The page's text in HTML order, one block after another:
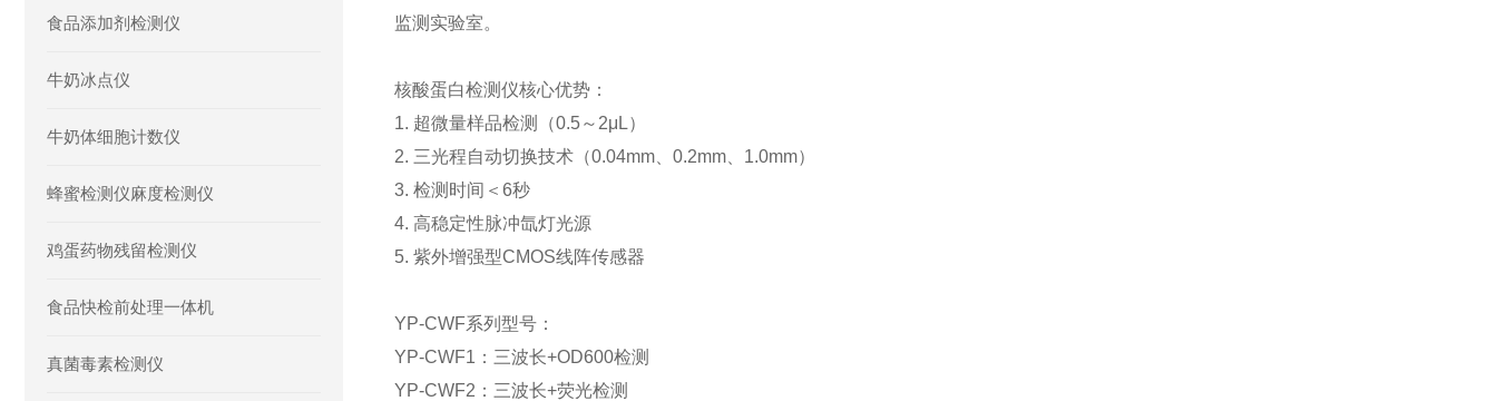
监测实验室。
核酸蛋白检测仪核心优势：
1. 超微量样品检测（0.5～ 2μL）
2. 三光程自动切换技术（0.04mm、 0.2mm、 1.0mm）
3. 检测时间＜ 6秒
4. 高稳定性脉冲氙灯光源
5. 紫外增强型CMOS线阵传感器
YP-CWF系列型号：
YP-CWF1 ：三波长+OD600检测
YP-CWF2 ：三波长+荧光检测
食品添加剂检测仪
牛奶冰点仪
牛奶体细胞计数仪
蜂蜜检测仪麻度检测仪
鸡蛋药物残留检测仪
食品快检前处理一体机
真菌毒素检测仪